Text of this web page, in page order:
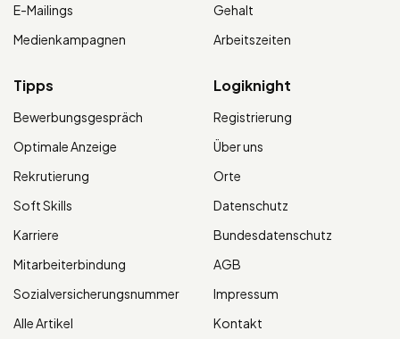
E-Mailings
Medienkampagnen
Gehalt
Arbeitszeiten
Tipps
Bewerbungsgespräch
Optimale Anzeige
Rekrutierung
Soft Skills
Karriere
Mitarbeiterbindung
Sozialversicherungsnummer
Alle Artikel
Logiknight
Registrierung
Über uns
Orte
Datenschutz
Bundesdatenschutz
AGB
Impressum
Kontakt